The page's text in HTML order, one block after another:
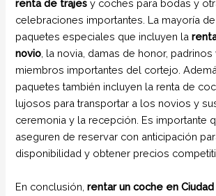
renta de trajes y coches para bodas y
celebraciones importantes. La mayoría
paquetes especiales que incluyen la
novio, la novia, damas de honor,
miembros importantes del cortejo.
paquetes también incluyen la renta de
lujosos para transportar a los novios y
ceremonia y la recepción. Es importante
aseguren de reservar con anticipación
disponibilidad y obtener precios
En conclusión,rentar un coche en